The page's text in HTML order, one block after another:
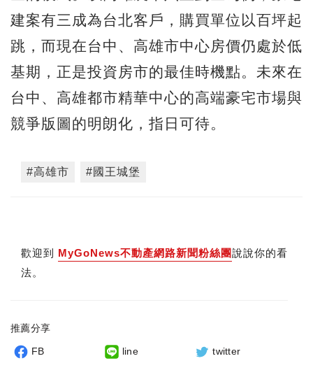
建案有三成為台北客戶，購買單位以百坪起
跳，而現在台中、高雄市中心房價仍處於低
基期，正是投資房市的最佳時機點。未來在
台中、高雄都市精華中心的高端豪宅市場與
競爭版圖的明朗化，指日可待。
#高雄市 #國王城堡
歡迎到 MyGoNews不動產網路新聞粉絲團說說你的看
法。
推薦分享
FB line twitter